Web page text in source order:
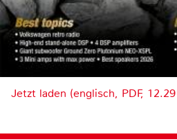
Jetzt laden (englisch, PDF,